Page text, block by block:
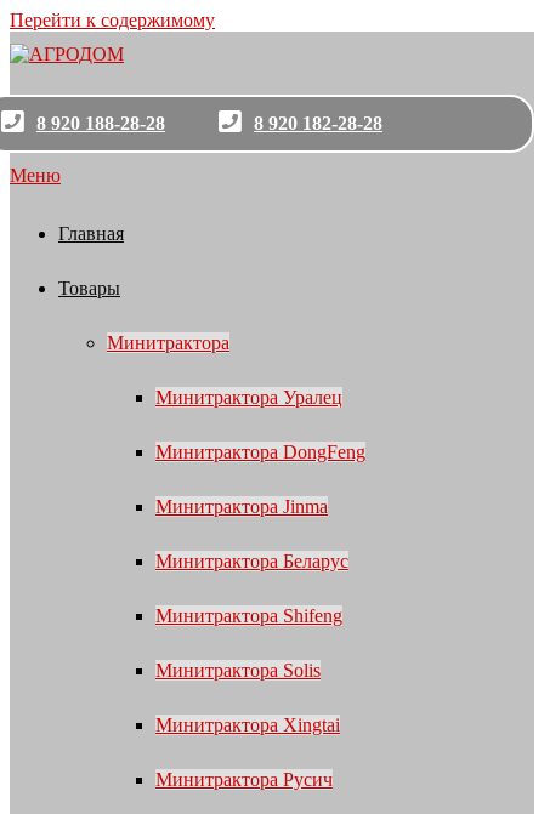
Перейти к содержимому
8 920 188-28-28 8 920 182-28-28
Меню
Главная
Товары
Минитрактора
Минитрактора Уралец
Минитрактора DongFeng
Минитрактора Jinma
Минитрактора Беларус
Минитрактора Shifeng
Минитрактора Solis
Минитрактора Xingtai
Минитрактора Русич